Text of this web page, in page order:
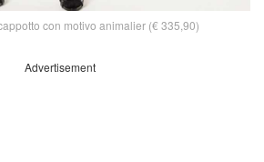
con motivo animalier (€ 335,90)
Advertisement